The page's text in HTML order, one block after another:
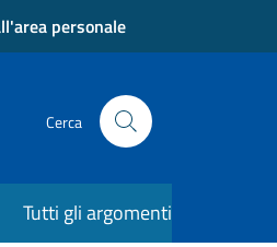
personale
Cerca
Tutti gli argomenti